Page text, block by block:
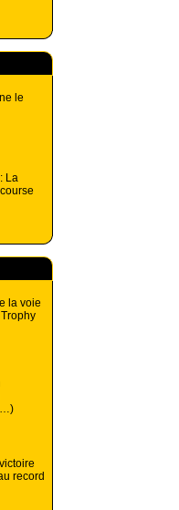
le
La
la voie
record